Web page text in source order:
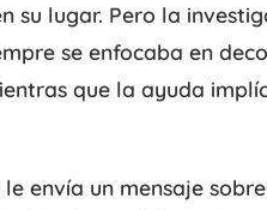
su lugar. Pero la
se enfocaba en
que la ayuda
envía un mensaje